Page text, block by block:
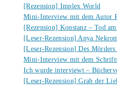
[Rezension] Implex World
Mini-Interview mit dem Autor
[Rezension] Konstanz – Tod
[Leser-Rezension] Anya
[Leser-Rezension] Des
Mini-Interview mit dem
Ich wurde interviewt –
[Leser-Rezension] Grab der